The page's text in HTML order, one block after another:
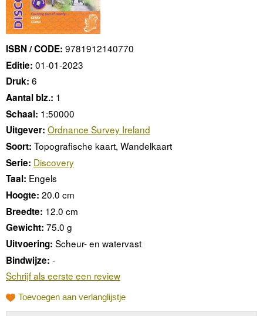
ISBN / CODE: 9781912140770
Editie: 01-01-2023
Druk: 6
Aantal blz.: 1
Schaal: 1:50000
Uitgever: Ordnance Survey Ireland
Soort: Topografische kaart, Wandelkaart
Serie: Discovery
Taal: Engels
Hoogte: 20.0 cm
Breedte: 12.0 cm
Gewicht: 75.0 g
Uitvoering: Scheur- en watervast
Bindwijze: -
Schrijf als eerste een review
Toevoegen aan verlanglijstje